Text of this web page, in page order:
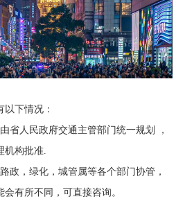
下情况：
省人民政府交通主管部门统一规划 ，
机构批准.
政，绿化，城管属等各个部门协管，
有所不同，可直接咨询。